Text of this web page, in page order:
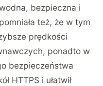
bezpieczna i
też, że w tym
prędkości
ponadto w
bezpieczeństwa
HTTPS i ułatwił